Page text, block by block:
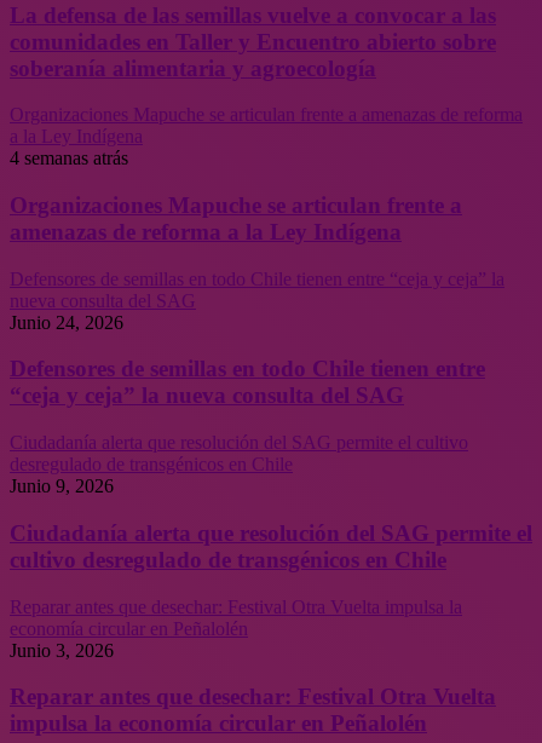
La defensa de las semillas vuelve a convocar a las
comunidades en Taller y Encuentro abierto sobre
soberanía alimentaria y agroecología
Organizaciones Mapuche se articulan frente a amenazas de reforma
a la Ley Indígena
4 semanas atrás
Organizaciones Mapuche se articulan frente a
amenazas de reforma a la Ley Indígena
Defensores de semillas en todo Chile tienen entre “ceja y ceja” la
nueva consulta del SAG
Junio 24, 2026
Defensores de semillas en todo Chile tienen entre
“ceja y ceja” la nueva consulta del SAG
Ciudadanía alerta que resolución del SAG permite el cultivo
desregulado de transgénicos en Chile
Junio 9, 2026
Ciudadanía alerta que resolución del SAG permite el
cultivo desregulado de transgénicos en Chile
Reparar antes que desechar: Festival Otra Vuelta impulsa la
economía circular en Peñalolén
Junio 3, 2026
Reparar antes que desechar: Festival Otra Vuelta
impulsa la economía circular en Peñalolén